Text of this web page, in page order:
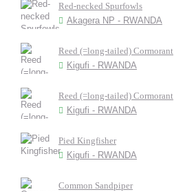
Red-necked Spurfowls
Akagera NP - RWANDA
Reed (=long-tailed) Cormorant
Kigufi - RWANDA
Reed (=long-tailed) Cormorant
Kigufi - RWANDA
Pied Kingfisher
Kigufi - RWANDA
Common Sandpiper